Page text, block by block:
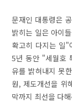
문재인 대통령은
밝히는 일은 아이
확고히 다지는 일"
5년 동안 "세월호
유를 밝혀내지 못
원, 제도개선을 위
막까지 최선을 다